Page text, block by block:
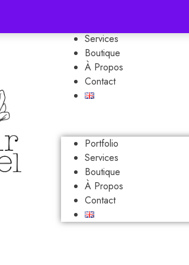
Services
Boutique
À Propos
Contact
Portfolio
Services
Boutique
À Propos
Contact